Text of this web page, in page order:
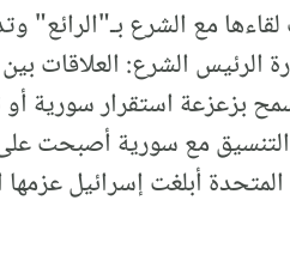
مع الشرع بـ"الرائع"
الرئيس الشرع: العلاقات
بزعزعة استقرار سورية
التنسيق مع سورية أصبحت
المتحدة أبلغت إسرائيل